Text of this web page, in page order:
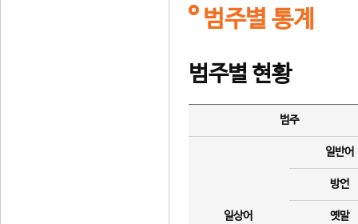
범주별 통계
범주별 현황
범주
일상어
일반어
방언
옛말